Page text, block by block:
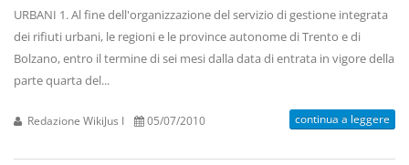
URBANI 1. Al fine dell'organizzazione del servizio di gestione integrata
dei rifiuti urbani, le regioni e le province autonome di Trento e di
Bolzano, entro il termine di sei mesi dalla data di entrata in vigore della
parte quarta del...
Redazione WikiJus I 05/07/2010 continua a leggere